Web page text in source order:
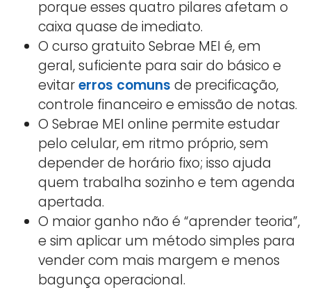
porque esses quatro pilares afetam o
caixa quase de imediato.
O curso gratuito Sebrae MEI é, em
geral, suficiente para sair do básico e
evitarerros comuns de precificação,
controle financeiro e emissão de notas.
O Sebrae MEI online permite estudar
pelo celular, em ritmo próprio, sem
depender de horário fixo; isso ajuda
quem trabalha sozinho e tem agenda
apertada.
O maior ganho não é “aprender teoria”,
e sim aplicar um método simples para
vender com mais margem e menos
bagunça operacional.